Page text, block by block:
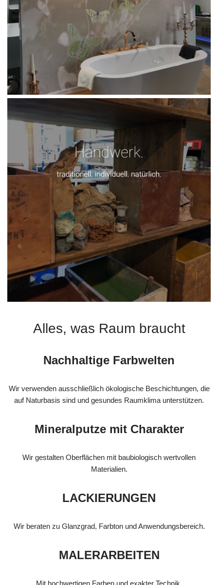
Alles, was Raum braucht
Nachhaltige Farbwelten
Wir verwenden ausschließlich ökologische Beschichtungen, die
auf Naturbasis sind und gesundes Raumklima unterstützen.
Mineralputze mit Charakter
Wir gestalten Oberflächen mit baubiologisch wertvollen
Materialien.
LACKIERUNGEN
Wir beraten zu Glanzgrad, Farbton und Anwendungsbereich.
MALERARBEITEN